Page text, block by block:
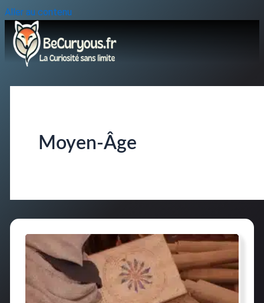
Aller au contenu
Moyen-Âge